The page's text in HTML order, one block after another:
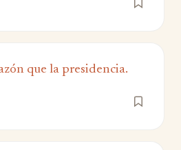
que la presidencia.